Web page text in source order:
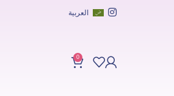
العربية
0